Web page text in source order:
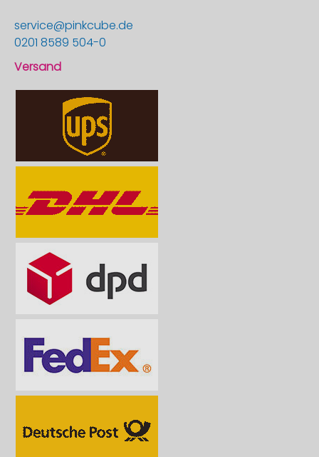
service@pinkcube.de
0201 8589 504-0
Versand